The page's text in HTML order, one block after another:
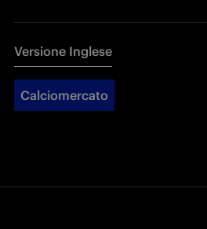
Versione Inglese
Calciomercato